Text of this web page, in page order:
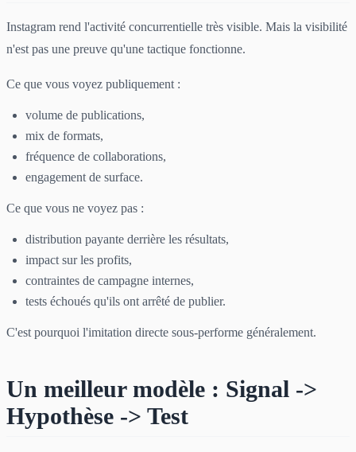
Instagram rend l'activité concurrentielle très visible. Mais la visibilité
n'est pas une preuve qu'une tactique fonctionne.
Ce que vous voyez publiquement :
volume de publications,
mix de formats,
fréquence de collaborations,
engagement de surface.
Ce que vous ne voyez pas :
distribution payante derrière les résultats,
impact sur les profits,
contraintes de campagne internes,
tests échoués qu'ils ont arrêté de publier.
C'est pourquoi l'imitation directe sous-performe généralement.
Un meilleur modèle : Signal ->
Hypothèse -> Test